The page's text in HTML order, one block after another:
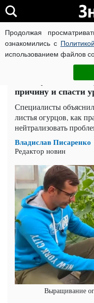
Продолжая
ознакомились с
использованием файлов
ВОЙНА РОССИИ
Почему желтеют
причину и спасти
Специалисты
листья огурцов, как
нейтрализовать
Владислав Писаренко
Редактор новин
Выращивание